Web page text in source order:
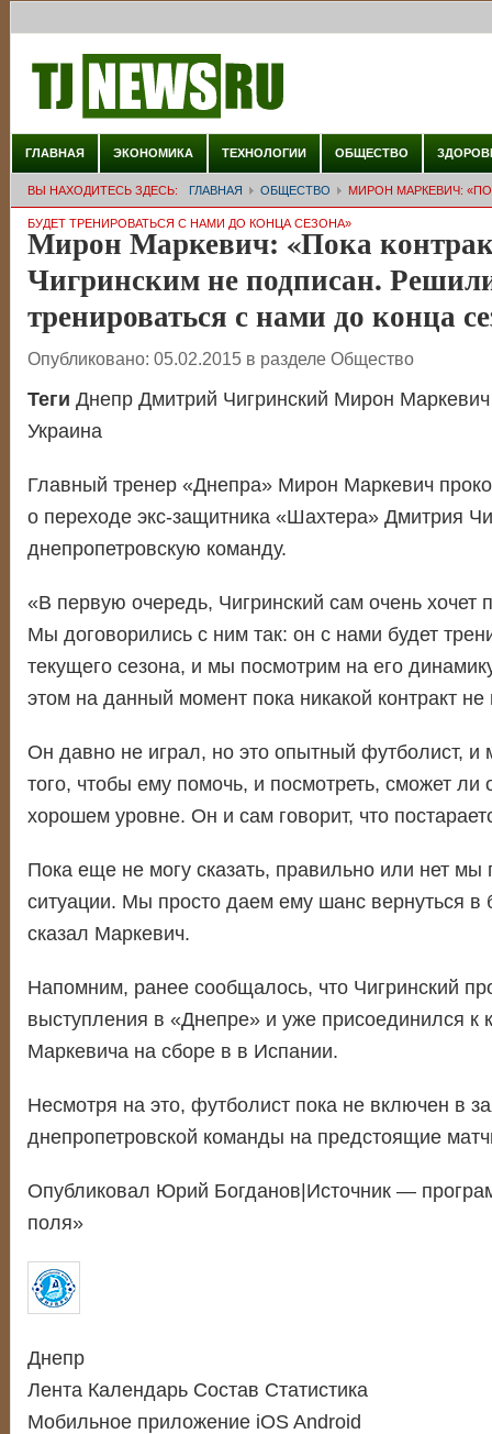
ГЛАВНАЯ ЭКОНОМИКА ТЕХНОЛОГИИ ОБЩЕСТВО
ВЫ НАХОДИТЕСЬ ЗДЕСЬ: ГЛАВНАЯ ОБЩЕСТВО МИРОН МАРКЕВИЧ:
БУДЕТ ТРЕНИРОВАТЬСЯ С НАМИ ДО КОНЦА СЕЗОНА»
Мирон Маркевич: «Пока
Чигринским не подписан.
тренироваться с нами до конца
Опубликовано: 05.02.2015 в разделе Общество
Теги Днепр Дмитрий Чигринский Мирон
Украина
Главный тренер «Днепра» Мирон Маркевич
о переходе экс-защитника «Шахтера» Дмитрия
днепропетровскую команду.
«В первую очередь, Чигринский сам очень хочет
Мы договорились с ним так: он с нами будет
текущего сезона, и мы посмотрим на его
этом на данный момент пока никакой контракт не
Он давно не играл, но это опытный футболист, и
того, чтобы ему помочь, и посмотреть, сможет ли
хорошем уровне. Он и сам говорит, что
Пока еще не могу сказать, правильно или нет мы
ситуации. Мы просто даем ему шанс вернуться
сказал Маркевич.
Напомним, ранее сообщалось, что Чигринский
выступления в «Днепре» и уже присоединился к
Маркевича на сборе в в Испании.
Несмотря на это, футболист пока не включен в
днепропетровской команды на предстоящие
Опубликовал Юрий Богданов|Источник —
поля»
Днепр
Лента Календарь Состав Статистика
Мобильное приложение iOS Android